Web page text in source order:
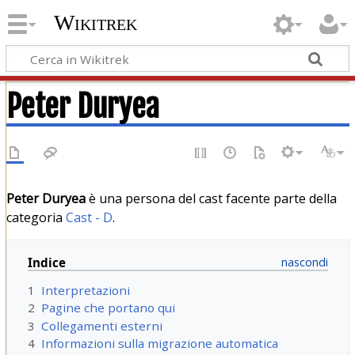
Wikitrek
Peter Duryea
Peter Duryeaè una persona del cast facente parte della
categoria Cast - D.
Indice
1
Interpretazioni
2 Pagine che portano qui
3 Collegamenti esterni
4 Informazioni sulla migrazione automatica